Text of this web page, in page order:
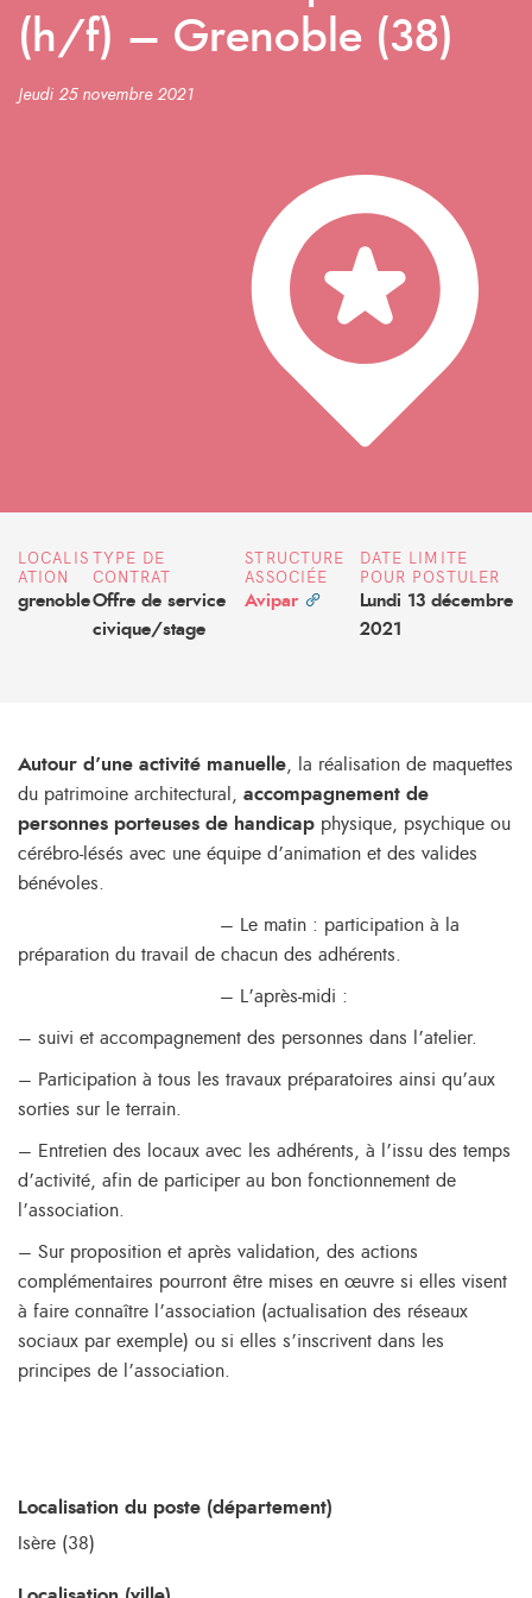
(h/f) – Grenoble (38)
Jeudi 25 novembre 2021
LOCALIS
ATION
grenoble
TYPE DE
CONTRAT
Offre de service
civique/stage
STRUCTURE
ASSOCIÉE
Avipar
DATE LIMITE
POUR POSTULER
Lundi 13 décembre
2021
Autour d’une activité manuelle , la réalisation de maquettes
du patrimoine architectural, accompagnement de
personnes porteuses de handicap physique, psychique ou
cérébro-lésés avec une équipe d’animation et des valides
bénévoles.
– Le matin : participation à la
préparation du travail de chacun des adhérents.
– L’après-midi :
– suivi et accompagnement des personnes dans l’atelier.
– Participation à tous les travaux préparatoires ainsi qu’aux
sorties sur le terrain.
– Entretien des locaux avec les adhérents, à l’issu des temps
d’activité, afin de participer au bon fonctionnement de
l’association.
– Sur proposition et après validation, des actions
complémentaires pourront être mises en œuvre si elles visent
à faire connaître l’association (actualisation des réseaux
sociaux par exemple) ou si elles s’inscrivent dans les
principes de l’association.
Localisation du poste (département)
Isère (38)